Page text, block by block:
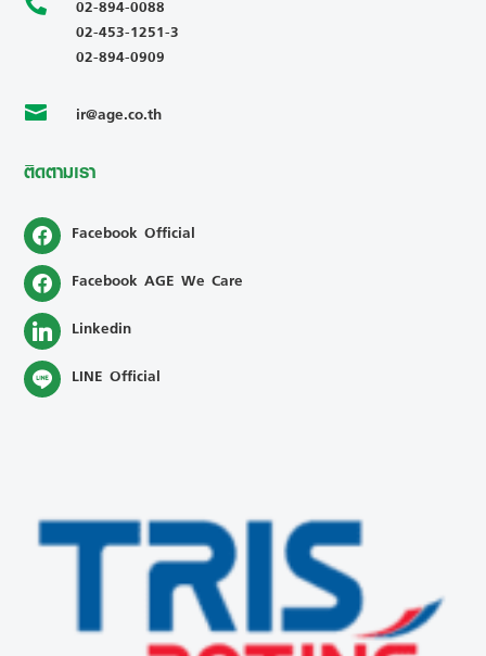
02-894-0088
02-453-1251-3
02-894-0909
 ir@age.co.th
ติดตามเรา
Facebook Official
Facebook AGE We Care
Linkedin
LINE Official